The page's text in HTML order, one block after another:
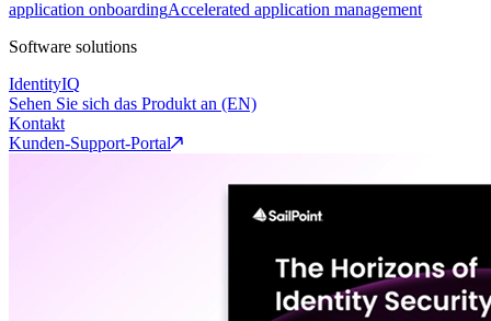
application onboardingAccelerated application management
Software solutions
IdentityIQ
Sehen Sie sich das Produkt an (EN)
Kontakt
Kunden-Support-Portal